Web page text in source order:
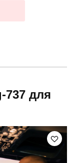
737 для